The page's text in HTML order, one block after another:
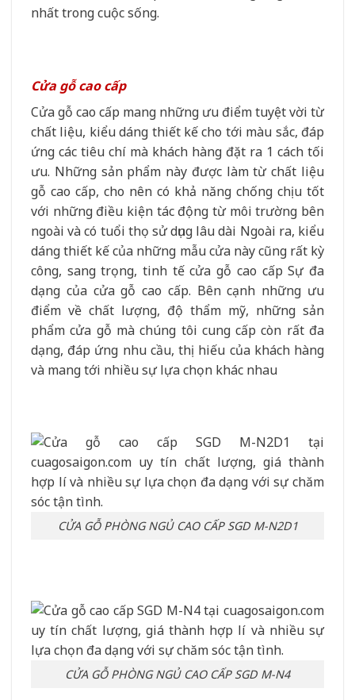
nhất trong cuộc sống.
Cửa gỗ cao cấp
Cửa gỗ cao cấp mang những ưu điểm tuyệt vời từ
chất liệu, kiểu dáng thiết kế cho tới màu sắc, đáp
ứng các tiêu chí mà khách hàng đặt ra 1 cách tối
ưu. Những sản phẩm này được làm từ chất liệu
gỗ cao cấp, cho nên có khả năng chống chịu tốt
với những điều kiện tác động từ môi trường bên
ngoài và có tuổi thọ sử dụng lâu dài Ngoài ra, kiểu
dáng thiết kế của những mẫu cửa này cũng rất kỳ
công, sang trọng, tinh tế cửa gỗ cao cấp Sự đa
dạng của cửa gỗ cao cấp. Bên cạnh những ưu
điểm về chất lượng, độ thẩm mỹ, những sản
phẩm cửa gỗ mà chúng tôi cung cấp còn rất đa
dạng, đáp ứng nhu cầu, thị hiếu của khách hàng
và mang tới nhiều sự lựa chọn khác nhau
CỬA GỖ PHÒNG NGỦ CAO CẤP SGD M-N2D1
CỬA GỖ PHÒNG NGỦ CAO CẤP SGD M-N4